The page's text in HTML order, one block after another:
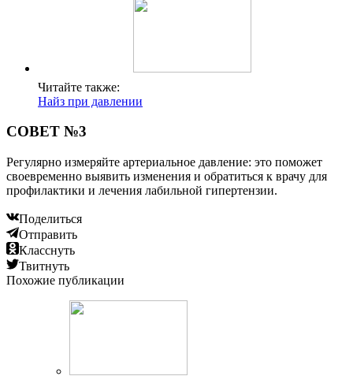
Читайте также:
Найз при давлении
СОВЕТ №3
Регулярно измеряйте артериальное давление: это поможет
своевременно выявить изменения и обратиться к врачу для
профилактики и лечения лабильной гипертензии.
Поделиться
Отправить
Класснуть
Твитнуть
Похожие публикации